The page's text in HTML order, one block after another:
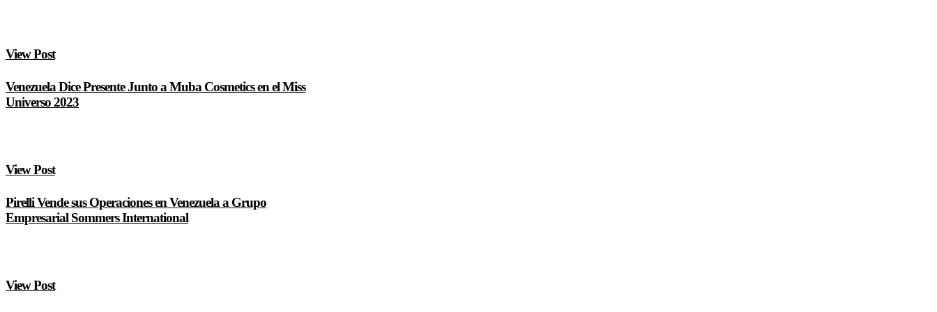
View Post
Venezuela Dice Presente Junto a Muba Cosmetics en el Miss
Universo 2023
View Post
Pirelli Vende sus Operaciones en Venezuela a Grupo
Empresarial Sommers International
View Post